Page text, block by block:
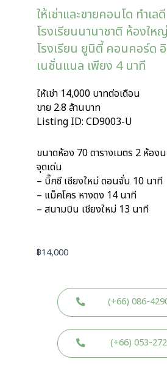
ให้เช่าและขายคอนโด ทำเล
โรงเรียนนานาชาติ ห้องให
โรงเรียน ยูนิตี้ คอนคอร์ด
เนชั่นแนล เพียง 4 นาที
ให้เช่า 14,000 บาทต่อเดือน
ขาย 2.8 ล้านบาท
Listing ID: CD9003-U
ขนาดห้อง 70 ตารางเมตร 2 ห้อง
จุดเด่น
– บิ๊กซี เชียงใหม่ ดอนจั่น 10 นาที
– แม็คโคร หางดง 14 นาที
– สนามบิน เชียงใหม่ 13 นาที
฿14,000
(+66) 086-
(+66) 053-